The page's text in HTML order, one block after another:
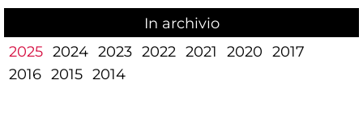
In archivio
2025 2024 2023 2022 2021 2020 2017
2016 2015 2014